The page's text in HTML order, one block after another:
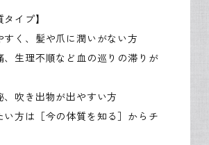
イプ】
く、髪や爪に潤いがない方
生理不順など血の巡りの滞りが
吹き出物が出やすい方
方は［今の体質を知る］からチ